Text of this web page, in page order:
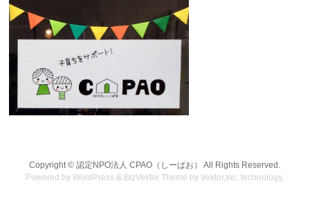
Copyright ©認定NPO法人 CPAO（しーぱお）
All Rights Reserved.
Powered byWordPress & BizVektor Theme byVektor,Inc. technology.